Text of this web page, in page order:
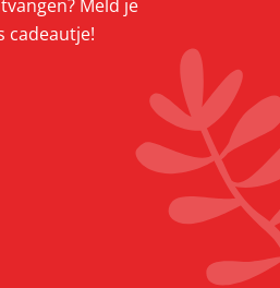
Meld je
cadeautje!